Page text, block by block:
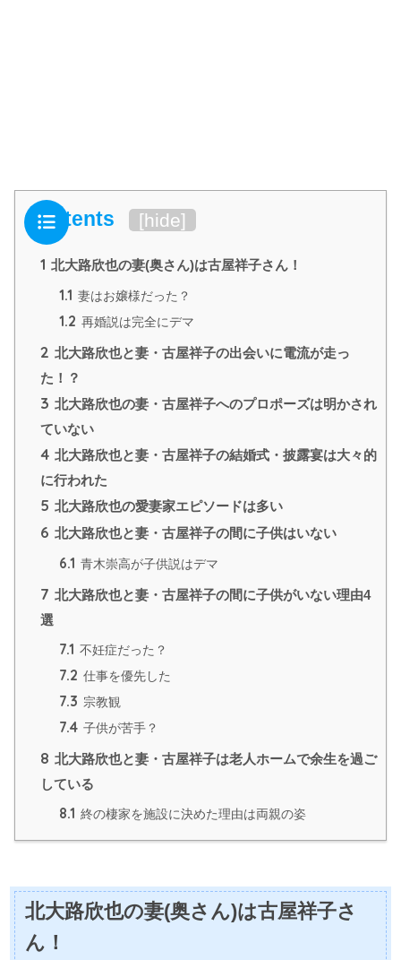
Contents [hide]
1 北大路欣也の妻(奥さん)は古屋祥子さん！
1.1 妻はお嬢様だった？
1.2 再婚説は完全にデマ
2 北大路欣也と妻・古屋祥子の出会いに電流が走っ
た！？
3 北大路欣也の妻・古屋祥子へのプロポーズは明かされ
ていない
4 北大路欣也と妻・古屋祥子の結婚式・披露宴は大々的
に行われた
5 北大路欣也の愛妻家エピソードは多い
6 北大路欣也と妻・古屋祥子の間に子供はいない
6.1 青木崇高が子供説はデマ
7 北大路欣也と妻・古屋祥子の間に子供がいない理由4
選
7.1 不妊症だった？
7.2 仕事を優先した
7.3 宗教観
7.4 子供が苦手？
8 北大路欣也と妻・古屋祥子は老人ホームで余生を過ご
している
8.1 終の棲家を施設に決めた理由は両親の姿
北大路欣也の妻(奥さん)は古屋祥子さ
ん！